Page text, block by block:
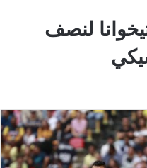
لنصف